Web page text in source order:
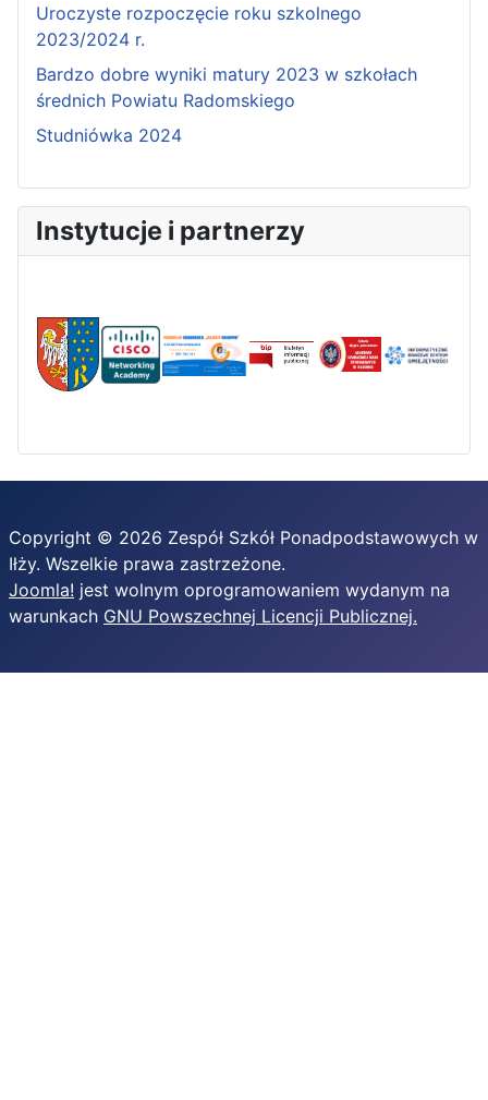
Uroczyste rozpoczęcie roku szkolnego
2023/2024 r.
Bardzo dobre wyniki matury 2023 w szkołach
średnich Powiatu Radomskiego
Studniówka 2024
Instytucje i partnerzy
Copyright © 2026 Zespół Szkół Ponadpodstawowych w
Iłży. Wszelkie prawa zastrzeżone.
Joomla! jest wolnym oprogramowaniem wydanym na
warunkach GNU Powszechnej Licencji Publicznej.